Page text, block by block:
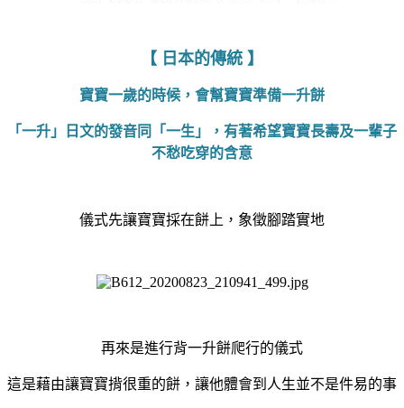
【 日本的傳統 】
寶寶一歲的時候，會幫寶寶準備一升餅
「一升」日文的發音同「一生」，有著希望寶寶長壽及一輩子
不愁吃穿的含意
儀式先讓寶寶採在餅上，象徵腳踏實地
再來是進行背一升餅爬行的儀式
這是藉由讓寶寶揹很重的餅，讓他體會到人生並不是件易的事